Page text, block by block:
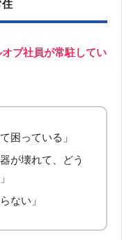
住
ブ社員が常駐してい
困っている」
が壊れて、どう
ない」